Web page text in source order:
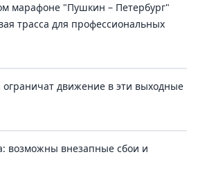
марафоне "Пушкин – Петербург"
трасса для профессиональных
ограничат движение в эти выходные
возможны внезапные сбои и